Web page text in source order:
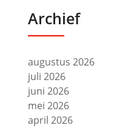
Archief
augustus 2026
juli 2026
juni 2026
mei 2026
april 2026